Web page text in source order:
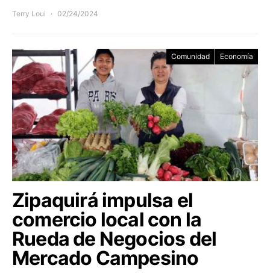
Terry Loui 02/24/2024
Comunidad Economía
Zipaquirá impulsa el
comercio local con la
Rueda de Negocios del
Mercado Campesino